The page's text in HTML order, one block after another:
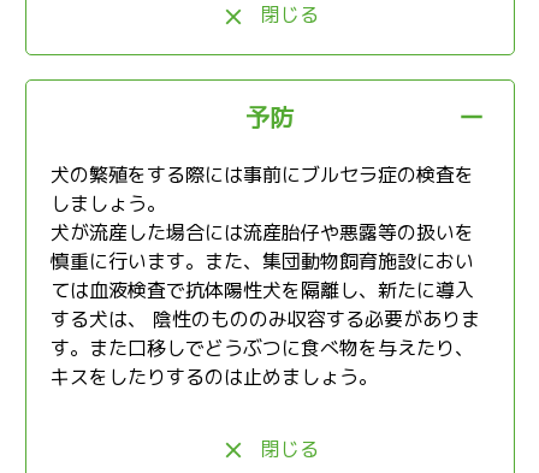
閉じる
予防
犬の繁殖をする際には事前にブルセラ症の検査を
しましょう。
犬が流産した場合には流産胎仔や悪露等の扱いを
慎重に行います。また、集団動物飼育施設におい
ては血液検査で抗体陽性犬を隔離し、新たに導入
する犬は、 陰性のもののみ収容する必要がありま
す。また口移しでどうぶつに食べ物を与えたり、
キスをしたりするのは止めましょう。
閉じる